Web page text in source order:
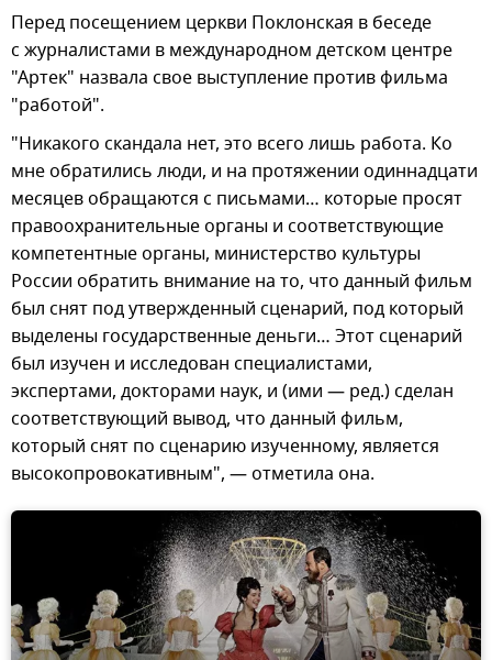
Перед посещением церкви Поклонская в беседе
с журналистами в международном детском центре
"Артек" назвала свое выступление против фильма
"работой".
"Никакого скандала нет, это всего лишь работа. Ко
мне обратились люди, и на протяжении одиннадцати
месяцев обращаются с письмами… которые просят
правоохранительные органы и соответствующие
компетентные органы, министерство культуры
России обратить внимание на то, что данный фильм
был снят под утвержденный сценарий, под который
выделены государственные деньги… Этот сценарий
был изучен и исследован специалистами,
экспертами, докторами наук, и (ими — ред.) сделан
соответствующий вывод, что данный фильм,
который снят по сценарию изученному, является
высокопровокативным", — отметила она.